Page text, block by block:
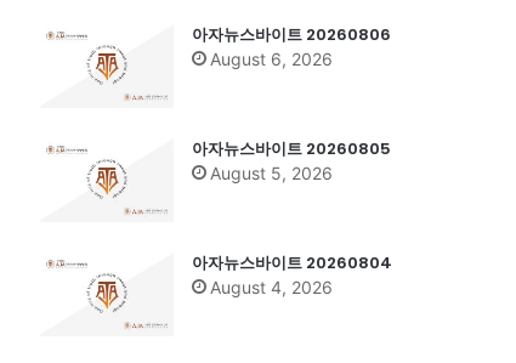
아자뉴스바이트 20260806
August 6, 2026
아자뉴스바이트 20260805
August 5, 2026
아자뉴스바이트 20260804
August 4, 2026